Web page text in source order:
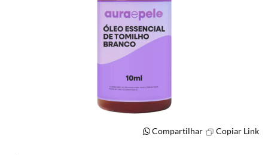
Compartilhar Copiar Link